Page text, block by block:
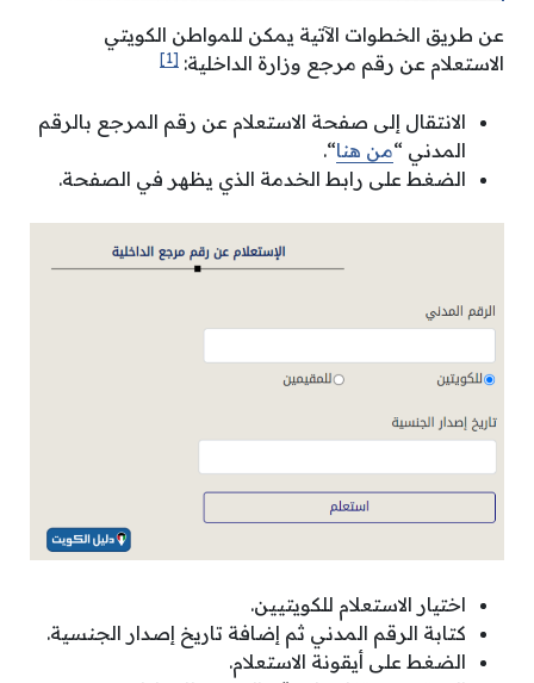
عن طريق الخطوات الآتية يمكن للمواطن الكويتي
الاستعلام عن رقم مرجع وزارة الداخلية: [1]
الانتقال إلى صفحة الاستعلام عن رقم المرجع بالرقم
المدني “من هنا“.
الضغط على رابط الخدمة الذي يظهر في الصفحة.
اختيار الاستعلام للكويتيين.
كتابة الرقم المدني ثم إضافة تاريخ إصدار الجنسية.
الضغط على أيقونة الاستعلام.